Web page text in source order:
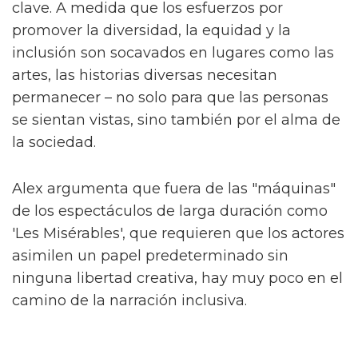
Fallen Divas', una "pandilla de espíritus afines"
que ayudan a Byron en su camino. Junto a
ellos están Lady Die (Laquarn Lewis), Dirty
Damian (Adam Ali) y Sasha (Hannah Jones).